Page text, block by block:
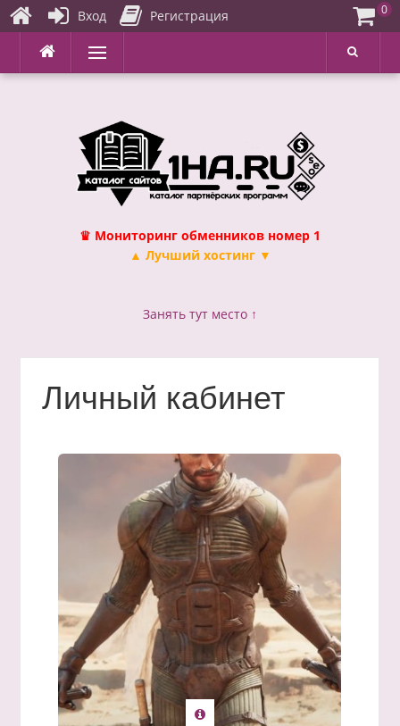
Перейти
содержимому
Меню
♛ Мониторинг обменников номер 1
▲ Лучший хостинг ▼
Занять тут место ↑
Личный кабинет
Вход Регистрация 0